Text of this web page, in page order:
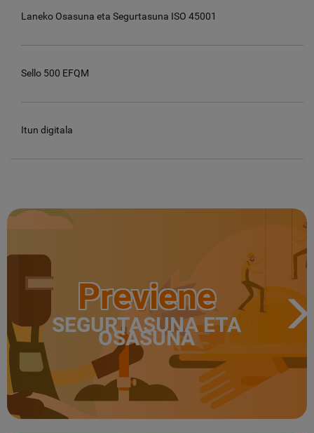
Laneko Osasuna eta Segurtasuna ISO 45001
Sello 500 EFQM
Itun digitala
Previene
SEGURTASUNA ETA
OSASUNA